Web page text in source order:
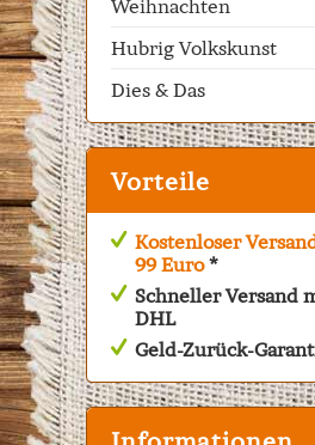
Weihnachten
Hubrig Volkskunst
Dies & Das
Vorteile
Kostenloser
99 Euro*
Schneller Versand
DHL
Geld-Zurück-